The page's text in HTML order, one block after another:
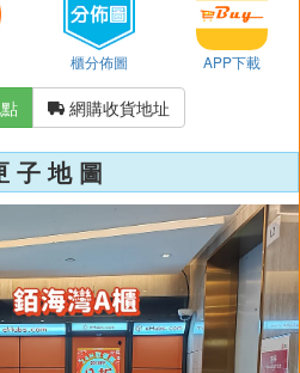
櫃分佈圖 APP下載
網購收貨地址
子 地 圖